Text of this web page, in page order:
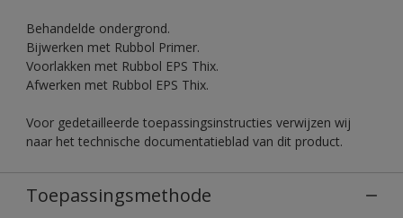
Behandelde ondergrond.
Bijwerken met Rubbol Primer.
Voorlakken met Rubbol EPS Thix.
Afwerken met Rubbol EPS Thix.
Voor gedetailleerde toepassingsinstructies verwijzen wij
naar het technische documentatieblad van dit product.
Toepassingsmethode